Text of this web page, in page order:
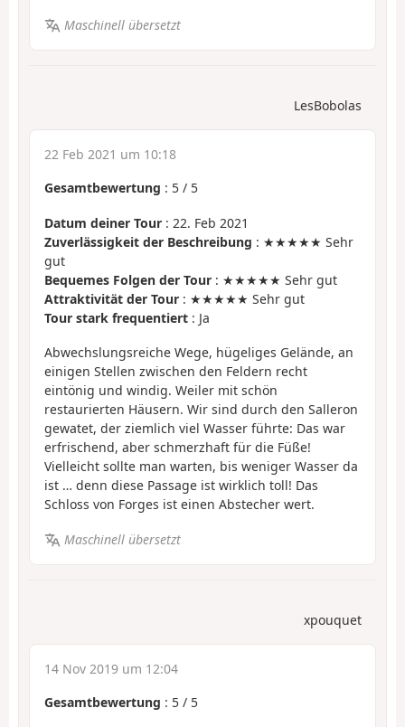
Maschinell übersetzt
LesBobolas
22 Feb 2021 um 10:18
Gesamtbewertung : 5 / 5
Datum deiner Tour : 22. Feb 2021
Zuverlässigkeit der Beschreibung : ★★★★★ Sehr
gut
Bequemes Folgen der Tour : ★★★★★ Sehr gut
Attraktivität der Tour : ★★★★★ Sehr gut
Tour stark frequentiert : Ja
Abwechslungsreiche Wege, hügeliges Gelände, an
einigen Stellen zwischen den Feldern recht
eintönig und windig. Weiler mit schön
restaurierten Häusern. Wir sind durch den Salleron
gewatet, der ziemlich viel Wasser führte: Das war
erfrischend, aber schmerzhaft für die Füße!
Vielleicht sollte man warten, bis weniger Wasser da
ist … denn diese Passage ist wirklich toll! Das
Schloss von Forges ist einen Abstecher wert.
Maschinell übersetzt
xpouquet
14 Nov 2019 um 12:04
Gesamtbewertung : 5 / 5